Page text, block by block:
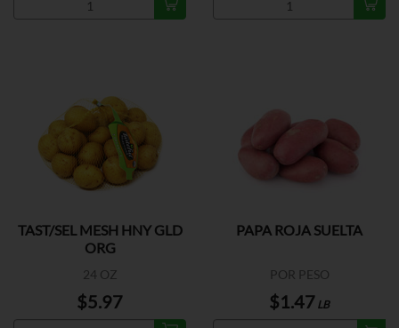
TAST/SEL MESH HNY GLD
ORG
24 OZ
$5.97
PAPA ROJA SUELTA
POR PESO
$1.47 LB